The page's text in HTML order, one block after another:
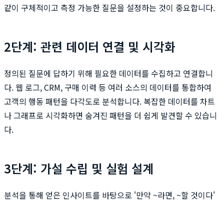
같이 구체적이고 측정 가능한 질문을 설정하는 것이 중요합니다.
2단계: 관련 데이터 연결 및 시각화
정의된 질문에 답하기 위해 필요한 데이터를 수집하고 연결합니
다. 웹 로그, CRM, 구매 이력 등 여러 소스의 데이터를 통합하여
고객의 행동 패턴을 다각도로 분석합니다. 복잡한 데이터를 차트
나 그래프로 시각화하면 숨겨진 패턴을 더 쉽게 발견할 수 있습니
다.
3단계: 가설 수립 및 실험 설계
분석을 통해 얻은 인사이트를 바탕으로 '만약 ~라면, ~할 것이다'